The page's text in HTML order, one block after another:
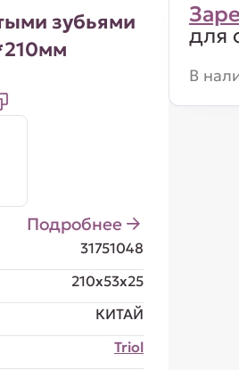
зубьями
Подробнее
31751048
210x53x25
КИТАЙ
Triol
для
В